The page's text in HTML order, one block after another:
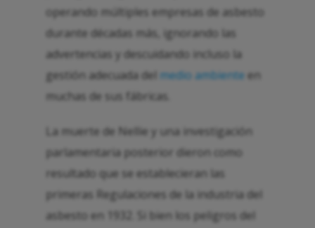
operando múltiples empresas de asbesto
durante décadas más, ignorando las
advertencias y descuidando incluso la
gestión adecuada del medio ambiente en
muchas de sus fábricas.
La muerte de Nellie y una investigación
parlamentaria posterior dieron como
resultado que se establecieran las
primeras Regulaciones de la industria del
asbesto en 1932. Si bien los peligros del